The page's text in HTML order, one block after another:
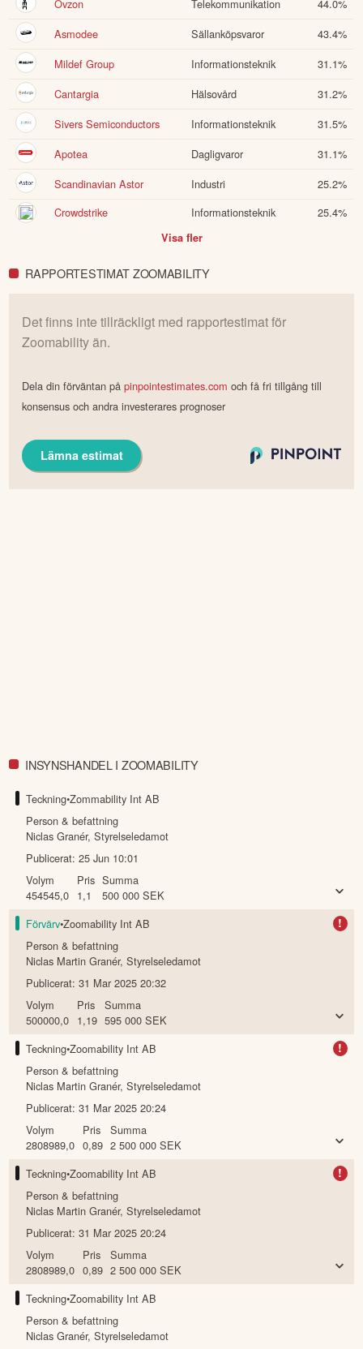
innan du fattar investeringsbeslut. Historisk avkastning är ingen
garanti för framtida avkastning.
andra förbättringsförslag i materialet är du välkommen att
kontakta oss
Öppna rapport (PDF)
Ovzon Telekommunikation 44.0%
Asmodee
Sällanköpsvaror 43.4%
Mildef Group
Informationsteknik 31.1%
Cantargia
Hälsovård 31.2%
Sivers Semiconductors
Informationsteknik 31.5%
Apotea
Dagligvaror 31.1%
Scandinavian Astor
Industri 25.2%
Crowdstrike
Informationsteknik 25.4%
Visa fler
RAPPORTESTIMAT ZOOMABILITY
Det finns inte tillräckligt med rapportestimat för
Zoomabilityän.
Dela din förväntan påpinpointestimates.com och få fri tillgång till
konsensus och andra investerares prognoser
Lämna estimat
INSYNSHANDEL I ZOOMABILITY
Teckning•Zommability Int AB
Person & befattning
Niclas Granér,Styrelseledamot
Publicerat:25 Jun 10:01
Volym
454545,0
Pris
1,1
Summa
500 000 SEK
Förvärv•Zoomability Int AB !
Person & befattning
Niclas Martin Granér,Styrelseledamot
Publicerat:31 Mar 2025 20:32
Volym
500000,0
Pris
1,19
Summa
595 000 SEK
Teckning•Zoomability Int AB !
Person & befattning
Niclas Martin Granér,Styrelseledamot
Publicerat:31 Mar 2025 20:24
Volym
2808989,0
Pris
0,89
Summa
2 500 000 SEK
Teckning•Zoomability Int AB !
Person & befattning
Niclas Martin Granér,Styrelseledamot
Publicerat:31 Mar 2025 20:24
Volym
2808989,0
Pris
0,89
Summa
2 500 000 SEK
Teckning•Zoomability Int AB
Person & befattning
Niclas Granér,Styrelseledamot